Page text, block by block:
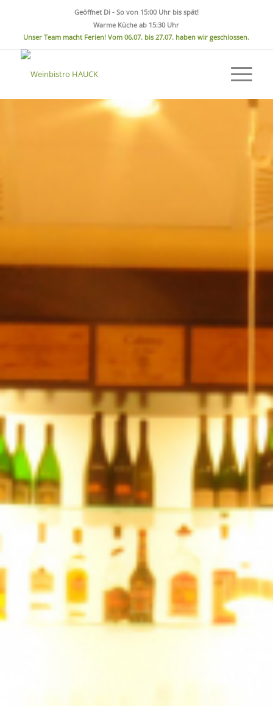
Geöffnet Di - So von 15:00 Uhr bis spät!
Warme Küche ab 15:30 Uhr
Unser Team macht Ferien! Vom 06.07. bis 27.07. haben wir geschlossen.